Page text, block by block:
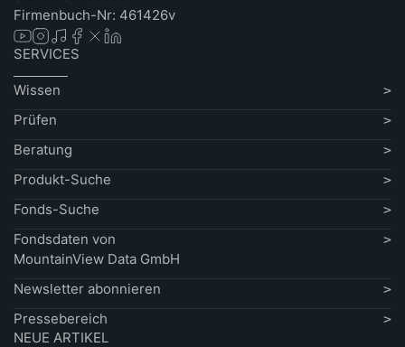
Firmenbuch-Nr: 461426v
SERVICES
Wissen
Prüfen
Beratung
Produkt-Suche
Fonds-Suche
Fondsdaten von
MountainView Data GmbH
Newsletter abonnieren
Pressebereich
NEUE ARTIKEL